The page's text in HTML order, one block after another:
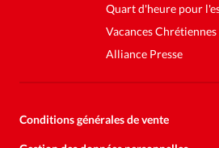
Quart d'heure pour
Vacances Chrétiennes
Alliance Presse
Conditions générales de vente